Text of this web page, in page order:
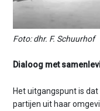
Foto: dhr. F. Schuurhof
Dialoog met
Het uitgangspunt is
partijen uit haar